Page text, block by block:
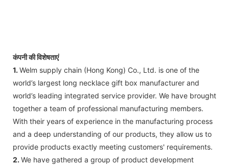
कंपनी की विशेषताएं
1. Welm supply chain (Hong Kong) Co., Ltd. is one of the
world’s largest long necklace gift box manufacturer and
world’s leading integrated service provider. We have brought
together a team of professional manufacturing members.
With their years of experience in the manufacturing process
and a deep understanding of our products, they allow us to
provide products exactly meeting customers' requirements.
2. We have gathered a group of product development